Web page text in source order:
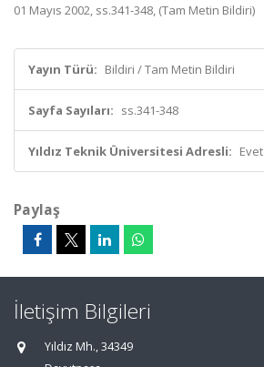
01 Mayıs 2002, ss.341-348, (Tam Metin Bildiri)
Yayın Türü: Bildiri / Tam Metin Bildiri
Sayfa Sayıları: ss.341-348
Yıldız Teknik Üniversitesi Adresli: Evet
Paylaş
İletişim Bilgileri
Yıldız Mh., 34349